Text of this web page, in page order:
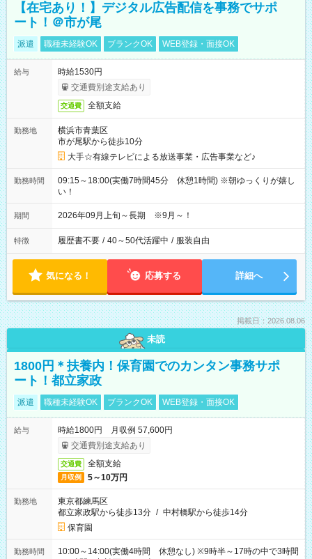
【在宅あり！】デジタル広告配信を事務でサポ
ート！＠市が尾
派遣 職種未経験OK ブランクOK WEB登録・面接OK
給与
時給1530円
交通費別途支給あり
交通費 全額支給
勤務地
横浜市青葉区
市が尾駅から徒歩10分
大手☆有線テレビによる放送事業・広告事業など♪
勤務時間
09:15～18:00(実働7時間45分 休憩1時間) ※朝ゆっくりが嬉し
い！
期間 2026年09月上旬～長期 ※9月～！
特徴 履歴書不要 / 40～50代活躍中 / 服装自由
気になる！ 応募する 詳細へ
掲載日：2026.08.06
未読
1800円＊扶養内！保育園でのカンタン事務サポ
ート！都立家政
派遣 職種未経験OK ブランクOK WEB登録・面接OK
給与
時給1800円 月収例 57,600円
交通費別途支給あり
交通費 全額支給
月収例 5～10万円
勤務地
東京都練馬区
都立家政駅から徒歩13分 / 中村橋駅から徒歩14分
保育園
勤務時間
10:00～14:00(実働4時間 休憩なし) ※9時半～17時の中で3時間